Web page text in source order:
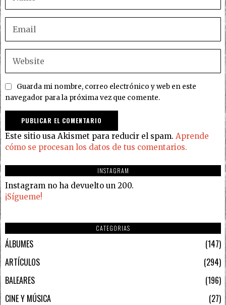
Guarda mi nombre, correo electrónico y web en este
navegador para la próxima vez que comente.
Este sitio usa Akismet para reducir el spam. Aprende
cómo se procesan los datos de tus comentarios.
INSTAGRAM
Instagram no ha devuelto un 200.
¡Sígueme!
CATEGORIAS
ÁLBUMES
147
ARTÍCULOS
294
BALEARES
196
CINE Y MÚSICA
27